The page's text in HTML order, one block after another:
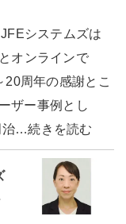
システムズは
オンラインで
20周年の感謝とこ
ザー事例とし
治…続きを読む